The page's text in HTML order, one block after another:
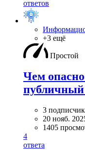
ответов
+3 ещё
Простой
Чем
публичный
3
20 нояб.
1405
4
ответа